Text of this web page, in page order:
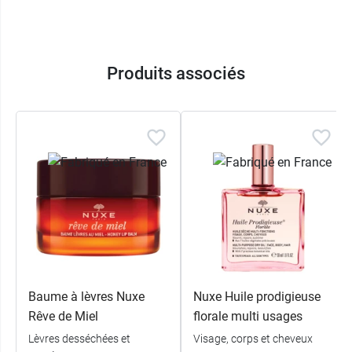
Prodigieux Floral Nuxe :
démaquillante apaisante 50 ml
Nuxe Huile Prodigieuse Florale huile sèche
multi-fonctions 10 ml
Nuxe Prodigieux Floral Le parfum 15 ml
Nuxe Prodigieux Floral gelée de douche
parfumée30 ml
Produits associés
Baume à lèvres Nuxe
Rêve de Miel
Lèvres desséchées et
Nuxe Huile prodigieuse
florale multi usages
Visage, corps et cheveux